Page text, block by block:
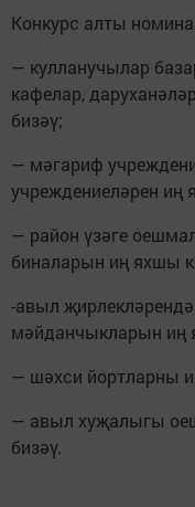
Конкурс алты
— кулланучылар
кафелар,
бизәү;
— мәгариф
учреждениеләрен иң
— район үзәге
биналарын иң яхшы
-авыл
мәйданчыкларын иң
— шәхси йортларны
— авыл хуҗалыгы
бизәү.